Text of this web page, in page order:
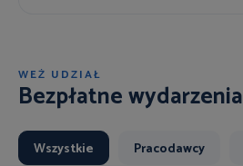
WEŹ UDZIAŁ
Bezpłatne wydarzenia
Wszystkie Pracodawcy